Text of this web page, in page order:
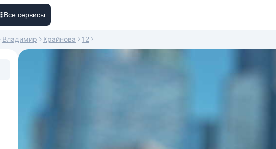
Все сервисы
Владимир Крайнова 12